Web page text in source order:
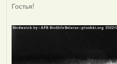
Гостья!